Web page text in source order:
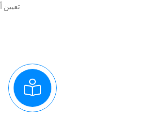
تعيين أدوار محددة مسبقًا لهم.